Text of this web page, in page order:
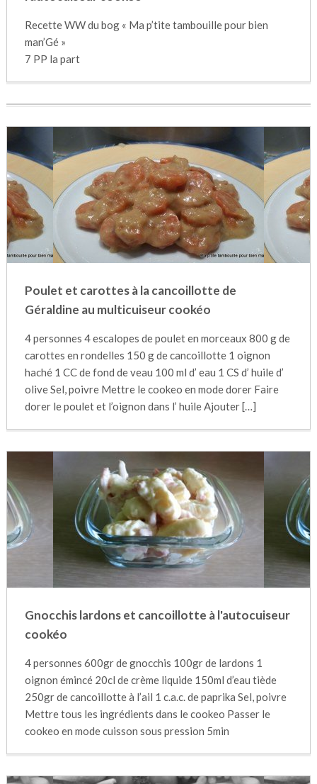
Recette WW du bog « Ma p’tite tambouille pour bien
man’Gé »
7 PP la part
Poulet et carottes à la cancoillotte de
Géraldine au multicuiseur cookéo
4 personnes 4 escalopes de poulet en morceaux 800 g de
carottes en rondelles 150 g de cancoillotte 1 oignon
haché 1 CC de fond de veau 100 ml d’ eau 1 CS d’ huile d’
olive Sel, poivre Mettre le cookeo en mode dorer Faire
dorer le poulet et l’oignon dans l’ huile Ajouter […]
Gnocchis lardons et cancoillotte à l'autocuiseur
cookéo
4 personnes 600gr de gnocchis 100gr de lardons 1
oignon émincé 20cl de crème liquide 150ml d’eau tiède
250gr de cancoillotte à l’ail 1 c.a.c. de paprika Sel, poivre
Mettre tous les ingrédients dans le cookeo Passer le
cookeo en mode cuisson sous pression 5min